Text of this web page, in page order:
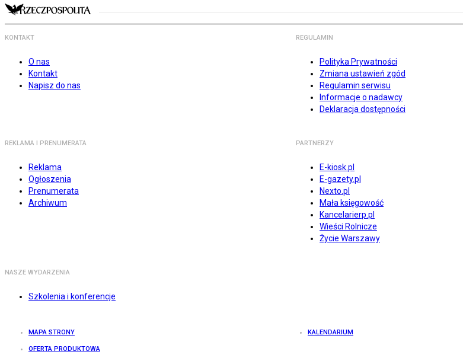
KONTAKT
O nas
Kontakt
Napisz do nas
REGULAMIN
Polityka Prywatności
Zmiana ustawień zgód
Regulamin serwisu
Informacje o nadawcy
Deklaracja dostępności
REKLAMA I PRENUMERATA
Reklama
Ogłoszenia
Prenumerata
Archiwum
PARTNERZY
E-kiosk.pl
E-gazety.pl
Nexto.pl
Mała księgowość
Kancelarierp.pl
Wieści Rolnicze
Życie Warszawy
NASZE WYDARZENIA
Szkolenia i konferencje
MAPA STRONY KALENDARIUM
OFERTA PRODUKTOWA